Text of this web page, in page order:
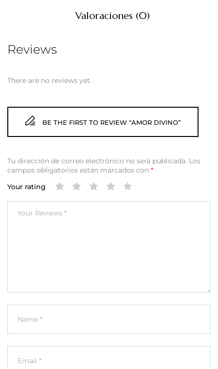
Valoraciones (0)
Reviews
There are no reviews yet.
BE THE FIRST TO REVIEW “AMOR DIVINO”
Tu dirección de correo electrónico no será publicada. Los
campos obligatorios están marcados con *
Your rating